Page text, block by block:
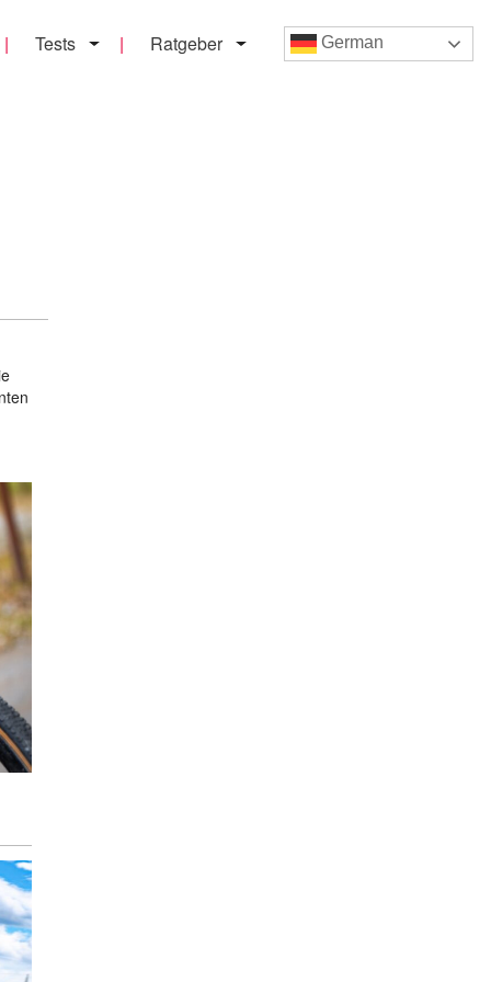
Tests Ratgeber German